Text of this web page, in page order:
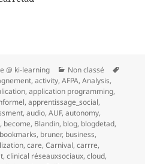
@ ki-learning Catégories
Non classé
,activity,AFPA,Analysis,
,application programming,
,apprentissage_social,
,audio,AUF,autonomy,
, become, Blandin, blog, blogdetad,
bookmarks, bruner, business,
,care,Carnival,carrre,
,clinical réseauxsociaux,cloud,